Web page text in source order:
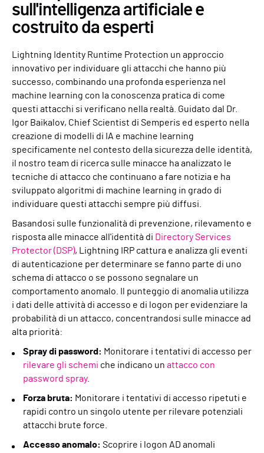
sull'intelligenza artificiale e
costruito da esperti
Lightning Identity Runtime Protection un approccio
innovativo per individuare gli attacchi che hanno più
successo, combinando una profonda esperienza nel
machine learning con la conoscenza pratica di come
questi attacchi si verificano nella realtà. Guidato dal Dr.
Igor Baikalov, Chief Scientist di Semperis ed esperto nella
creazione di modelli di IA e machine learning
specificamente nel contesto della sicurezza delle identità,
il nostro team di ricerca sulle minacce ha analizzato le
tecniche di attacco che continuano a fare notizia e ha
sviluppato algoritmi di machine learning in grado di
individuare questi attacchi sempre più diffusi.
Basandosi sulle funzionalità di prevenzione, rilevamento e
risposta alle minacce all'identità di Directory Services
Protector (DSP), Lightning IRP cattura e analizza gli eventi
di autenticazione per determinare se fanno parte di uno
schema di attacco o se possono segnalare un
comportamento anomalo. Il punteggio di anomalia utilizza
i dati delle attività di accesso e di logon per evidenziare la
probabilità di un attacco, concentrandosi sulle minacce ad
alta priorità:
Spray di password: Monitorare i tentativi di accesso per
rilevare gli schemi che indicano un attacco con
password spray.
Forza bruta: Monitorare i tentativi di accesso ripetuti e
rapidi contro un singolo utente per rilevare potenziali
attacchi brute force.
Accesso anomalo: Scoprire i logon AD anomali